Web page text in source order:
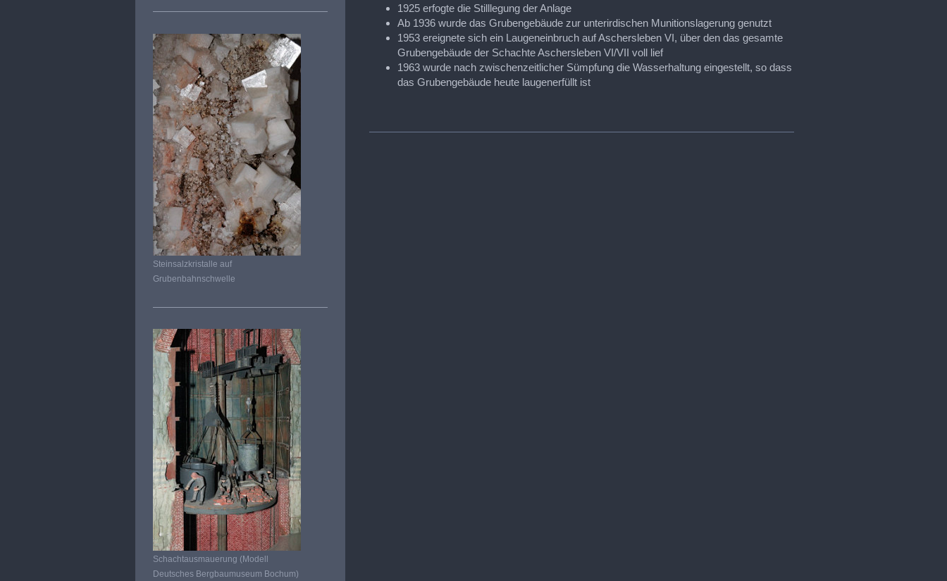
1925 erfogte die Stilllegung der Anlage
Ab 1936 wurde das Grubengebäude zur unterirdischen Munitionslagerung genutzt
1953 ereignete sich ein Laugeneinbruch auf Aschersleben VI, über den das gesamte
Grubengebäude der Schachte Aschersleben VI/VII voll lief
1963 wurde nach zwischenzeitlicher Sümpfung die Wasserhaltung eingestellt, so dass
das Grubengebäude heute laugenerfüllt ist
Steinsalzkristalle auf
Grubenbahnschwelle
Schachtausmauerung (Modell
Deutsches Bergbaumuseum Bochum)